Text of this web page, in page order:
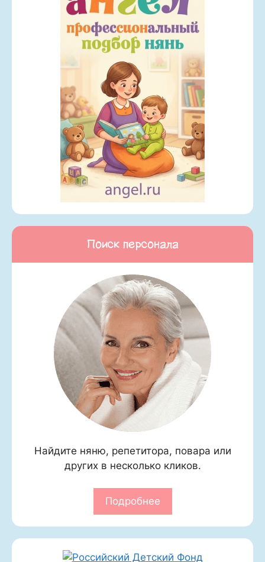
Поиск персонала
Найдите няню, репетитора, повара или
других в несколько кликов.
Подробнее